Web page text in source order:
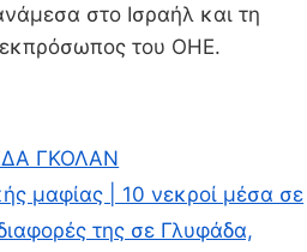
στο Ισραήλ και τη
εκπρόσωπος του ΟΗΕ.
ΓΚΟΛΑΝ
μαφίας | 10 νεκροί μέσα σε
της σε Γλυφάδα,